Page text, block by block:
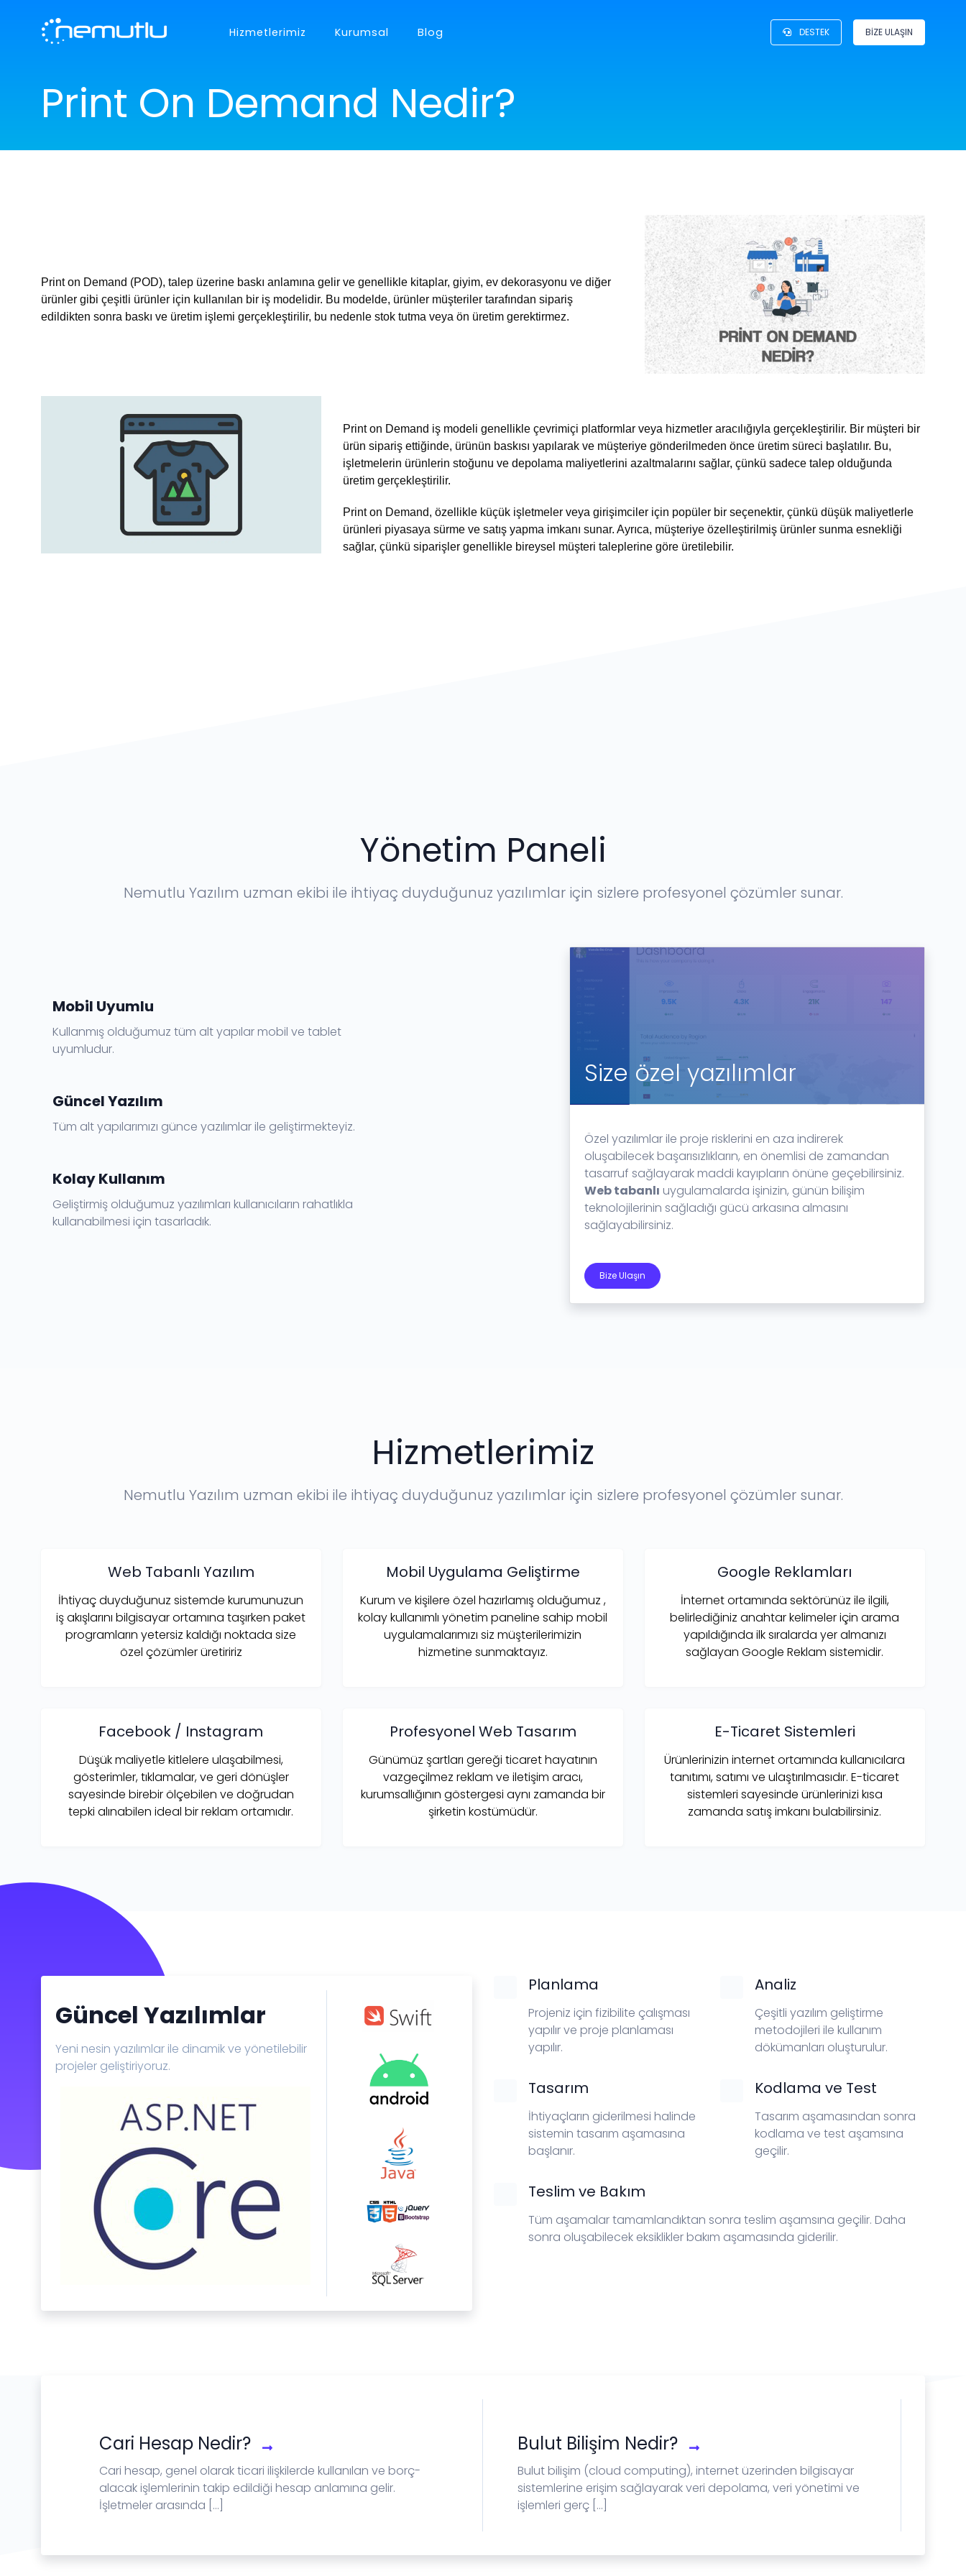
Hizmetlerimiz Kurumsal Blog DESTEK BİZE ULAŞIN
WEB TABANLI YAZILIM
Size özel yazılım çözümleri
MOBİL UYGULAMA
Andorid/IOS Uygulamalar
info@nemutlu.net
Print On Demand Nedir?
Print on Demand (POD), talep üzerine baskı anlamına gelir ve genellikle kitaplar, giyim, ev dekorasyonu ve diğer
ürünler gibi çeşitli ürünler için kullanılan bir iş modelidir. Bu modelde, ürünler müşteriler tarafından sipariş
edildikten sonra baskı ve üretim işlemi gerçekleştirilir, bu nedenle stok tutma veya ön üretim gerektirmez.
Print on Demand iş modeli genellikle çevrimiçi platformlar veya hizmetler aracılığıyla gerçekleştirilir. Bir müşteri bir
ürün sipariş ettiğinde, ürünün baskısı yapılarak ve müşteriye gönderilmeden önce üretim süreci başlatılır. Bu,
işletmelerin ürünlerin stoğunu ve depolama maliyetlerini azaltmalarını sağlar, çünkü sadece talep olduğunda
üretim gerçekleştirilir.
Print on Demand, özellikle küçük işletmeler veya girişimciler için popüler bir seçenektir, çünkü düşük maliyetlerle
ürünleri piyasaya sürme ve satış yapma imkanı sunar. Ayrıca, müşteriye özelleştirilmiş ürünler sunma esnekliği
sağlar, çünkü siparişler genellikle bireysel müşteri taleplerine göre üretilebilir.
Yönetim Paneli
Nemutlu Yazılım uzman ekibi ile ihtiyaç duyduğunuz yazılımlar için sizlere profesyonel çözümler sunar.
Mobil Uyumlu
Kullanmış olduğumuz tüm alt yapılar mobil ve tablet
uyumludur.
Güncel Yazılım
Tüm alt yapılarımızı günce yazılımlar ile geliştirmekteyiz.
Kolay Kullanım
Geliştirmiş olduğumuz yazılımları kullanıcıların rahatlıkla
kullanabilmesi için tasarladık.
Size özel yazılımlar
Özel yazılımlar ile proje risklerini en aza indirerek
oluşabilecek başarısızlıkların, en önemlisi de zamandan
tasarruf sağlayarak maddi kayıpların önüne geçebilirsiniz.
Web tabanlı uygulamalarda işinizin, günün bilişim
teknolojilerinin sağladığı gücü arkasına almasını
sağlayabilirsiniz.
Bize Ulaşın
Hizmetlerimiz
Nemutlu Yazılım uzman ekibi ile ihtiyaç duyduğunuz yazılımlar için sizlere profesyonel çözümler sunar.
Web Tabanlı Yazılım
İhtiyaç duyduğunuz sistemde kurumunuzun
iş akışlarını bilgisayar ortamına taşırken paket
programların yetersiz kaldığı noktada size
özel çözümler üretiririz
Mobil Uygulama Geliştirme
Kurum ve kişilere özel hazırlamış olduğumuz ,
kolay kullanımlı yönetim paneline sahip mobil
uygulamalarımızı siz müşterilerimizin
hizmetine sunmaktayız.
Google Reklamları
İnternet ortamında sektörünüz ile ilgili,
belirlediğiniz anahtar kelimeler için arama
yapıldığında ilk sıralarda yer almanızı
sağlayan Google Reklam sistemidir.
Facebook / Instagram
Düşük maliyetle kitlelere ulaşabilmesi,
gösterimler, tıklamalar, ve geri dönüşler
sayesinde birebir ölçebilen ve doğrudan
tepki alınabilen ideal bir reklam ortamıdır.
Profesyonel Web Tasarım
Günümüz şartları gereği ticaret hayatının
vazgeçilmez reklam ve iletişim aracı,
kurumsallığının göstergesi aynı zamanda bir
şirketin kostümüdür.
E-Ticaret Sistemleri
Ürünlerinizin internet ortamında kullanıcılara
tanıtımı, satımı ve ulaştırılmasıdır. E-ticaret
sistemleri sayesinde ürünlerinizi kısa
zamanda satış imkanı bulabilirsiniz.
Güncel Yazılımlar
Yeni nesin yazılımlar ile dinamik ve yönetilebilir
projeler geliştiriyoruz.
Planlama
Projeniz için fizibilite çalışması
yapılır ve proje planlaması
yapılır.
Analiz
Çeşitli yazılım geliştirme
metodojileri ile kullanım
dökümanları oluşturulur.
Tasarım
İhtiyaçların giderilmesi halinde
sistemin tasarım aşamasına
başlanır.
Kodlama ve Test
Tasarım aşamasından sonra
kodlama ve test aşamsına
geçilir.
Teslim ve Bakım
Tüm aşamalar tamamlandıktan sonra teslim aşamsına geçilir. Daha
sonra oluşabilecek eksiklikler bakım aşamasında giderilir.
Cari Hesap Nedir?
Cari hesap, genel olarak ticari ilişkilerde kullanılan ve borç-
alacak işlemlerinin takip edildiği hesap anlamına gelir.
İşletmeler arasında [...]
Bulut Bilişim Nedir?
Bulut bilişim (cloud computing), internet üzerinden bilgisayar
sistemlerine erişim sağlayarak veri depolama, veri yönetimi ve
işlemleri gerç [...]